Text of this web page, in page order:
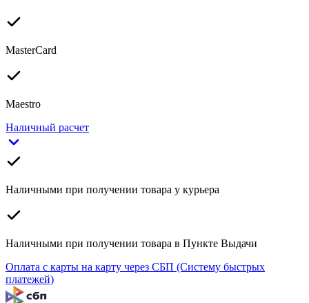
MasterCard
Maestro
Наличный расчет
Наличными при получении товара у курьера
Наличными при получении товара в Пункте Выдачи
Оплата с карты на карту через СБП (Систему быстрых
платежей)